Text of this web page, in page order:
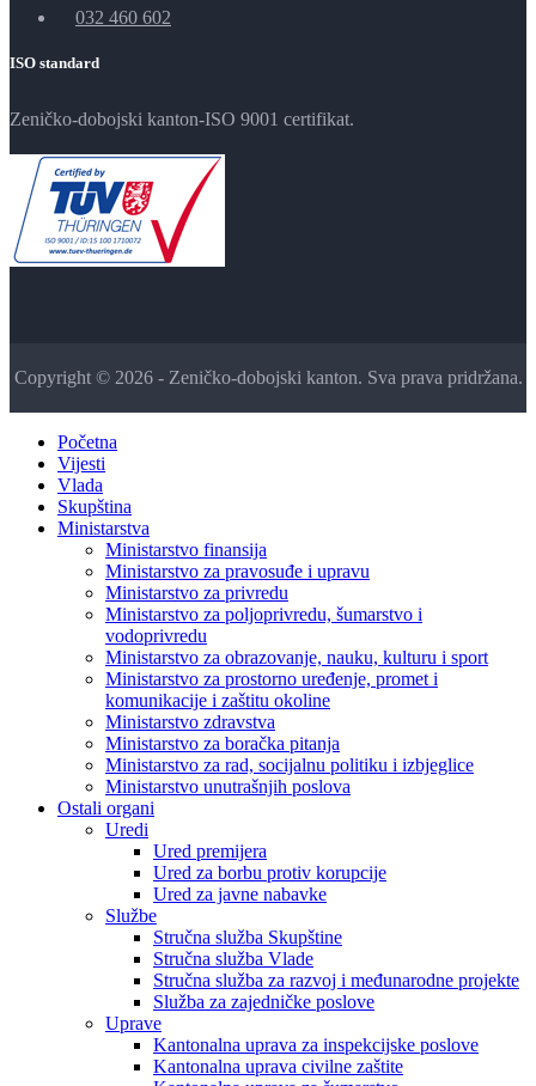
032 460 602
ISO standard
Zeničko-dobojski kanton-ISO 9001 certifikat.
Copyright © 2026 - Zeničko-dobojski kanton. Sva prava pridržana.
Početna
Vijesti
Vlada
Skupština
Ministarstva
Ministarstvo finansija
Ministarstvo za pravosuđe i upravu
Ministarstvo za privredu
Ministarstvo za poljoprivredu, šumarstvo i
vodoprivredu
Ministarstvo za obrazovanje, nauku, kulturu i sport
Ministarstvo za prostorno uređenje, promet i
komunikacije i zaštitu okoline
Ministarstvo zdravstva
Ministarstvo za boračka pitanja
Ministarstvo za rad, socijalnu politiku i izbjeglice
Ministarstvo unutrašnjih poslova
Ostali organi
Uredi
Ured premijera
Ured za borbu protiv korupcije
Ured za javne nabavke
Službe
Stručna služba Skupštine
Stručna služba Vlade
Stručna služba za razvoj i međunarodne projekte
Služba za zajedničke poslove
Uprave
Kantonalna uprava za inspekcijske poslove
Kantonalna uprava civilne zaštite